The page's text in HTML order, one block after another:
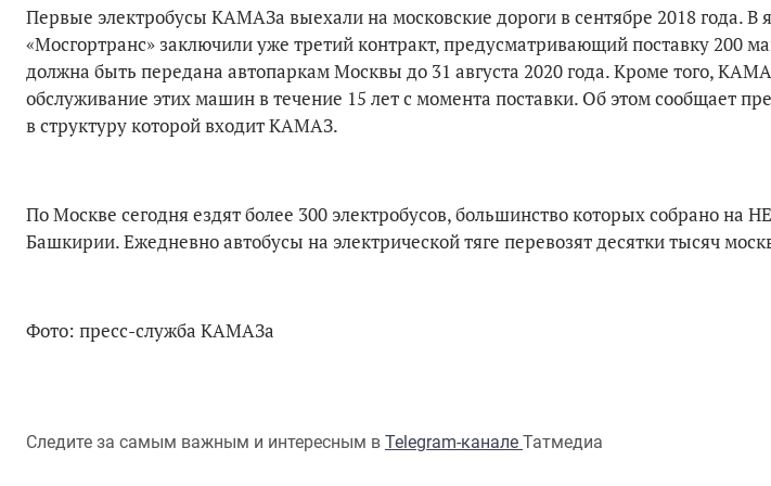
Первые электробусы КАМАЗа выехали на московские дороги в сентябре 2018 года.
«Мосгортранс» заключили уже третий контракт, предусматривающий поставку 200
должна быть передана автопаркам Москвы до 31 августа 2020 года. Кроме того,
обслуживание этих машин в течение 15 лет с момента поставки. Об этом сообщает
в структуру которой входит КАМАЗ.
По Москве сегодня ездят более 300 электробусов, большинство которых собрано на
Башкирии. Ежедневно автобусы на электрической тяге перевозят десятки тысяч
Фото: пресс-служба КАМАЗа
Следите за самым важным и интересным в Telegram-канале Татмедиа